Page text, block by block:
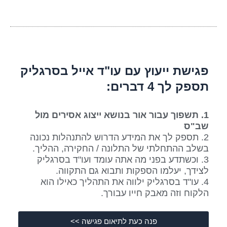
פגישת ייעוץ עם עו"ד אייל בסרגליק
תספק לך 4 דברים:​
1. תשפוך עבור אור בנושא ייצוג אסירים מול
שב"ס
2. תספק לך את המידע הדרוש להתנהלות נכונה
בשלב ההתחלתי של התלונה / החקירה, ההליך.
3. וכשתדע בפני מה אתה עומד ועו"ד בסרגליק
לצידך, יעלמו הספקות ותבוא גם התקווה.
4. עו"ד בסרגליק ילווה את התהליך כאילו הוא
הלקוח וזה מאבק חייו עבורך.
פנה כעת לתיאום פגישה >>